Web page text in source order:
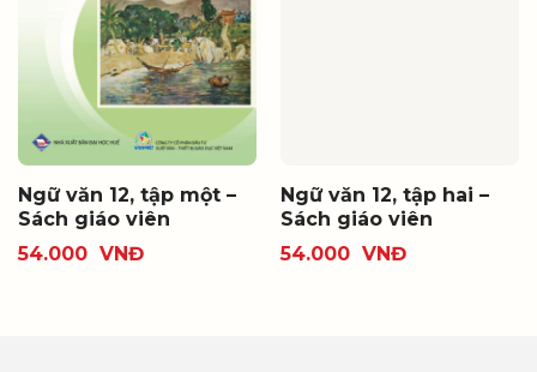
Ngữ văn 12, tập một –
Sách giáo viên
54.000 VNĐ
Ngữ văn 12, tập hai –
Sách giáo viên
54.000 VNĐ